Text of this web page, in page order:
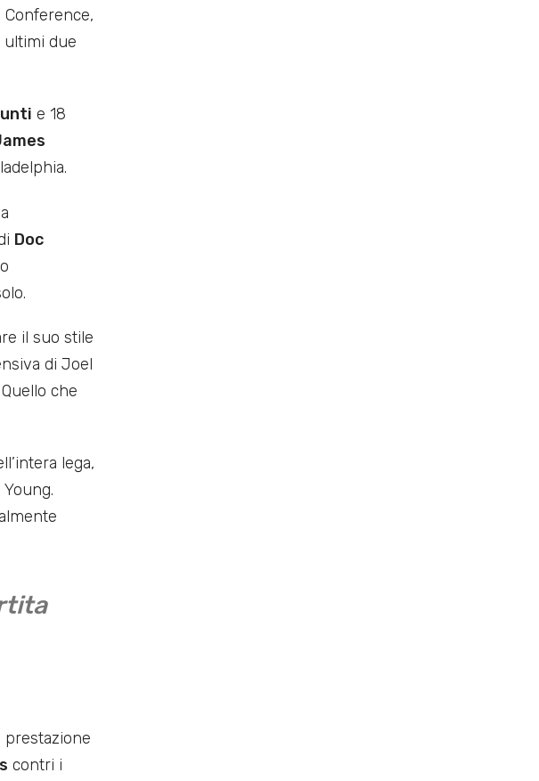
Conference,
ultimi due
e 18
Doc
il suo stile
di Joel
che
lega,
Young.
prestazione
contri i